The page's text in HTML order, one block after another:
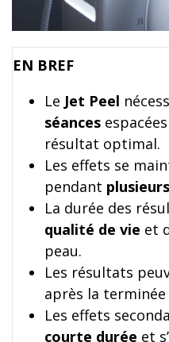
EN BREF
Le Jet Peel
séances
résultat optimal.
Les effets se
pendant
La durée des
qualité de vie et
peau.
Les résultats
après la terminée
Les effets
courte durée et